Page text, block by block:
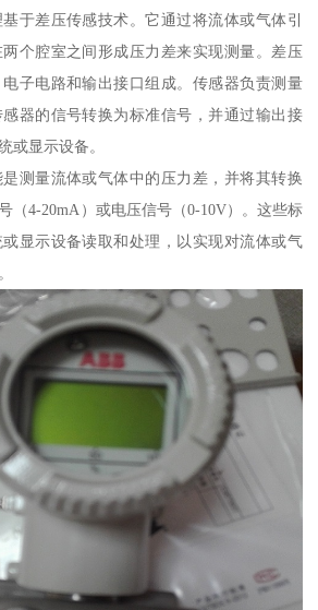
于差压传感技术。它通过将流体或气体引
个腔室之间形成压力差来实现测量。差压
子电路和输出接口组成。传感器负责测量
器的信号转换为标准信号，并通过输出接
或显示设备。
测量流体或气体中的压力差，并将其转换
（4-20mA）或电压信号（0-10V）。这些标
显示设备读取和处理，以实现对流体或气